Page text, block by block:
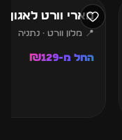
מארי וורט לאגון
📍 מלון וורט · נתניה
החל מ-₪129